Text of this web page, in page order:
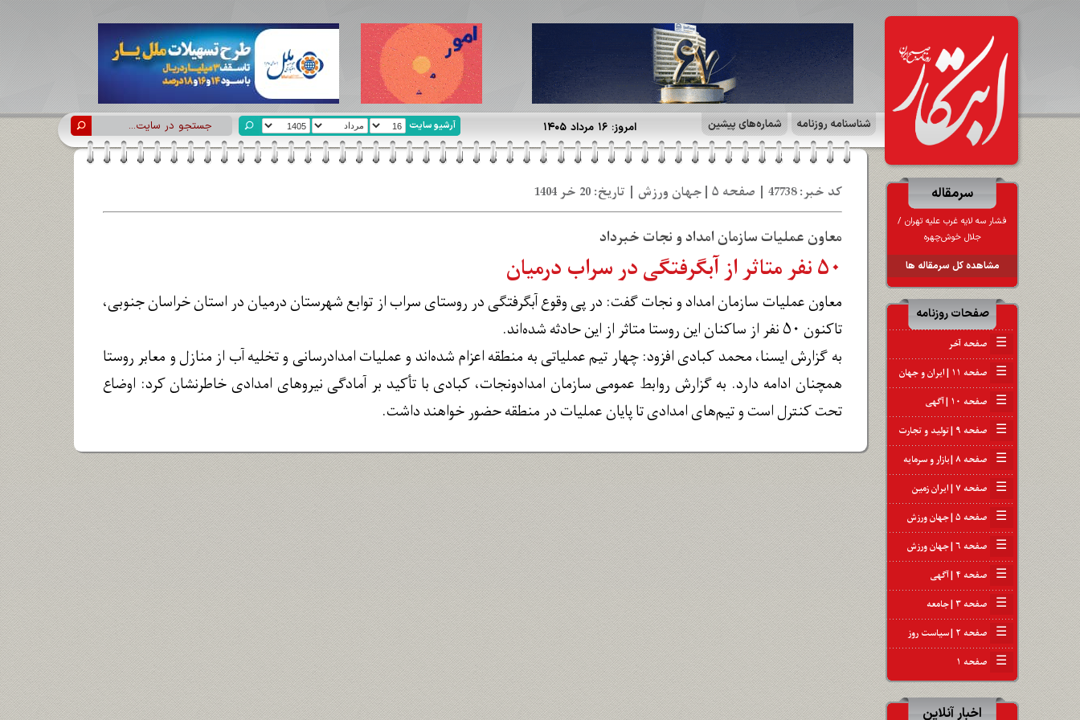
آرشیو سایت امروز: ۱۶ مرداد ۱۴۰۵ شناسنامه روزنامه شماره‌های پیشین
سرمقاله
فشار سه لایه غرب علیه تهران /
جلال خوش‌چهره
مشاهده کل سرمقاله ها
صفحات روزنامه
☰ صفحه آخر
☰ صفحه ۱۱ | ایران و جهان
☰ صفحه ۱۰ | آگهی
☰ صفحه ۹ | تولید و تجارت
☰ صفحه ۸ | بازار و سرمایه
☰ صفحه ۷ | ایران زمین
☰ صفحه ۵ | جهان ورزش
☰ صفحه ۶ | جهان ورزش
☰ صفحه ۴ | آگهی
☰ صفحه ۳ | جامعه
☰ صفحه ۲ | سیاست روز
☰ صفحه ۱
اخبار آنلاین
کد خبر: 47738 | صفحه ۵ | جهان ورزش | تاریخ: 20 خر 1404
معاون عملیات سازمان امداد و نجات خبرداد
۵۰ نفر متاثر از آبگرفتگی در سراب درمیان
معاون عملیات سازمان امداد و نجات گفت: در پی وقوع آبگرفتگی در روستای سراب از توابع شهرستان درمیان در استان خراسان جنوبی،
تاکنون ۵۰ نفر از ساکنان این روستا متاثر از این حادثه شده‌اند.
به گزارش ایسنا، محمد کبادی افزود: چهار تیم عملیاتی به منطقه اعزام شده‌اند و عملیات امدادرسانی و تخلیه آب از منازل و معابر روستا
همچنان ادامه دارد. به گزارش روابط عمومی سازمان امدادونجات، کبادی با تأکید بر آمادگی نیروهای امدادی خاطرنشان کرد: اوضاع
تحت کنترل است و تیم‌های امدادی تا پایان عملیات در منطقه حضور خواهند داشت.